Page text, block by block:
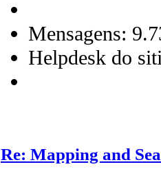
Mensagens:
Helpdesk do
Re: Mapping and